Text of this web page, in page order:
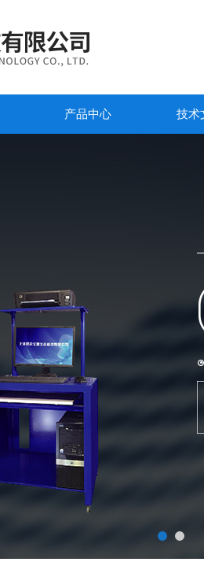
产品中心 技术